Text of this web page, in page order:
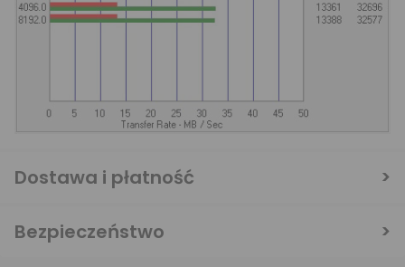
Dostawa i płatność
Bezpieczeństwo